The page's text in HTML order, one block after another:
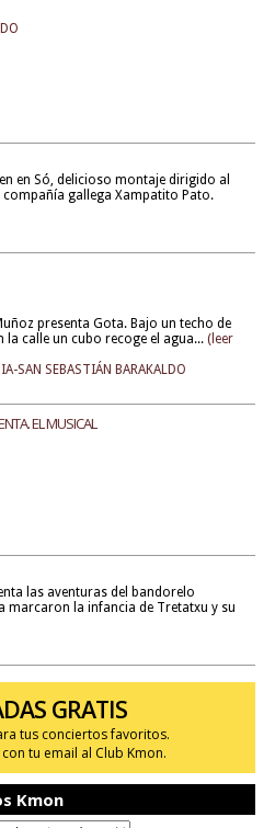
en Só, delicioso montaje dirigido al
gallega Xampatito Pato.
presenta Gota. Bajo un techo de
la calle un cubo recoge el agua... (leer
SAN SEBASTIÁN BARAKALDO
EL MUSICAL
las aventuras del bandorelo
marcaron la infancia de Tretatxu y su
GRATIS
tus conciertos favoritos.
tu email al Club Kmon.
Kmon